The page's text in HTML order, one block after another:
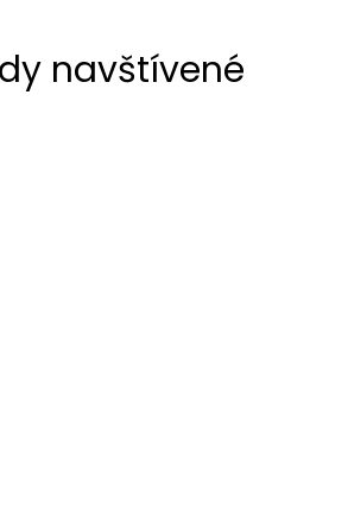
navštívené